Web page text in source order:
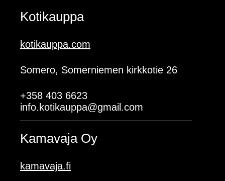
Kotikauppa
kotikauppa.com
Somero, Somerniemen kirkkotie 26
+358 403 6623
info.kotikauppa@gmail.com
Kamavaja Oy
kamavaja.fi